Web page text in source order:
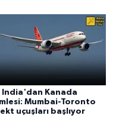
India'dan Kanada
Mumbai-Toronto
uçuşları başlıyor